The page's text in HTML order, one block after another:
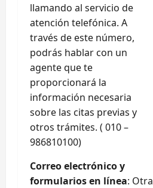
llamando al servicio de
atención telefónica. A
través de este número,
podrás hablar con un
agente que te
proporcionará la
información necesaria
sobre las citas previas y
otros trámites. ( 010 –
986810100)
Correo electrónico y
formularios en línea: Otra